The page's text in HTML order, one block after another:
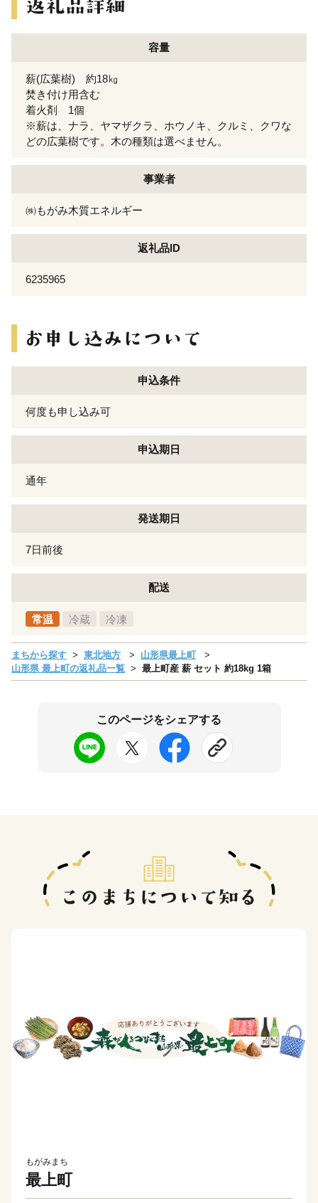
容量
薪(広葉樹) 約18㎏
焚き付け用含む
着火剤 1個
※薪は、ナラ、ヤマザクラ、ホウノキ、クルミ、クワな
どの広葉樹です。木の種類は選べません。
事業者
㈱もがみ木質エネルギー
返礼品ID
6235965
申込条件
何度も申し込み可
申込期日
通年
発送期日
7日前後
配送
常温 冷蔵 冷凍
まちから探す 東北地方
山形県最上町
山形県 最上町の返礼品一覧
最上町産 薪 セット 約18kg 1箱
このページをシェアする
もがみまち
最上町